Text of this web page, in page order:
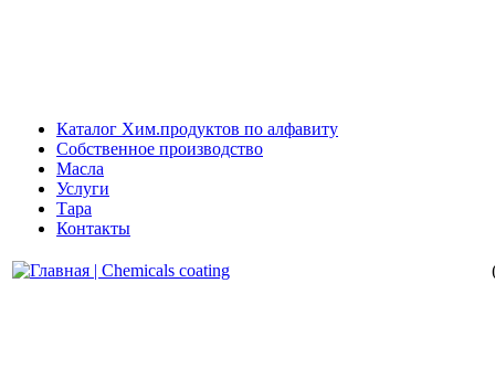
Каталог Хим.продуктов по алфавиту
Собственное производство
Масла
Услуги
Тара
Контакты